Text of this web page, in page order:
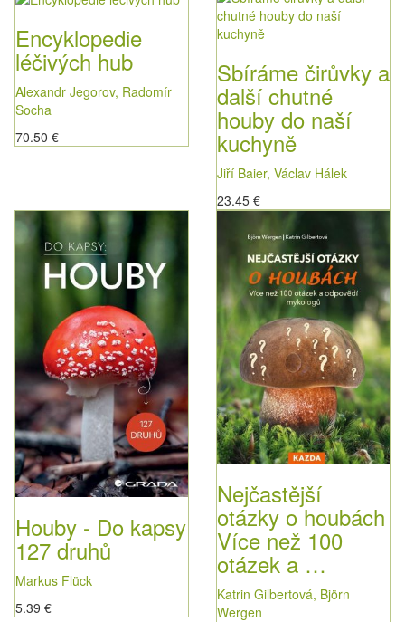
Encyklopedie
léčivých hub
Alexandr Jegorov, Radomír
Socha
70.50 €
Sbíráme čirůvky a
další chutné
houby do naší
kuchyně
Jiří Baier, Václav Hálek
23.45 €
Houby - Do kapsy
127 druhů
Markus Flück
5.39 €
Nejčastější
otázky o houbách
Více než 100
otázek a …
Katrin Gilbertová, Björn
Wergen